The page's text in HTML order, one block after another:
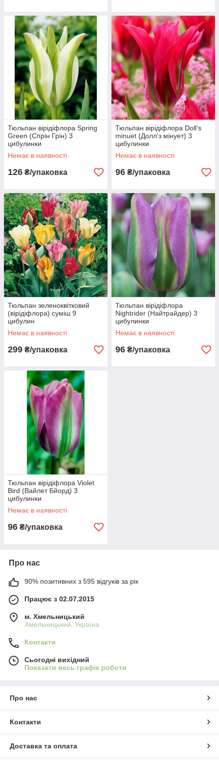
Тюльпан вірідіфлора Spring
Green (Спрін Грін) 3
цибулинки
Немає в наявності
126 ₴/упаковка
Тюльпан вірідіфлора Doll's
minuet (Долл'з мінует) 3
цибулинки
Немає в наявності
96 ₴/упаковка
Тюльпан зеленоквітковий
(вірідіфлора) суміш 9
цибулин
Немає в наявності
299 ₴/упаковка
Тюльпан вірідіфлора
Nightrider (Найтрайдер) 3
цибулинки
Немає в наявності
96 ₴/упаковка
Тюльпан вірідіфлора Violet
Bird (Вайлет Бйорд) 3
цибулинки
Немає в наявності
96 ₴/упаковка
Про нас
90% позитивних з 595 відгуків за рік
Працює з 02.07.2015
м. Хмельницький
Хмельницький, Україна
Контакти
Сьогодні вихідний
Показати весь графік роботи
Про нас
Контакти
Доставка та оплата